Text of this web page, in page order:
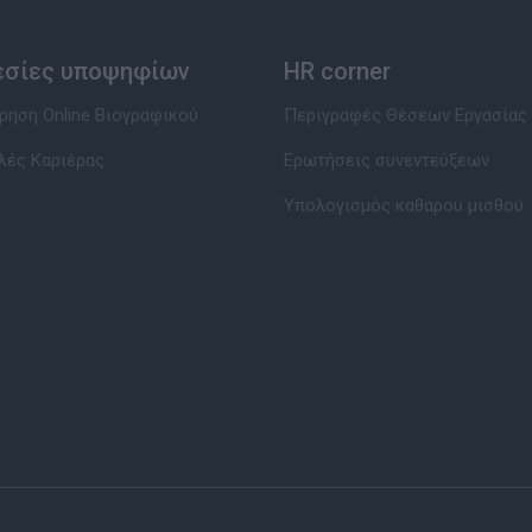
υποψηφίων
Online Βιογραφικού
Καριέρας
HR corner
Περιγραφές Θέσεων Εργασίας
Ερωτήσεις συνεντεύξεων
Υπολογισμός καθαρού μισθού